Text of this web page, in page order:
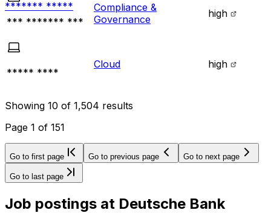
******* *****
*** ******* ***
Compliance &
Governance
high
***** ****
Cloud high
Showing 10 of 1,504 results
Page 1 of 151
Go to first page Go to previous page Go to next page
Go to last page
Job postings at Deutsche Bank